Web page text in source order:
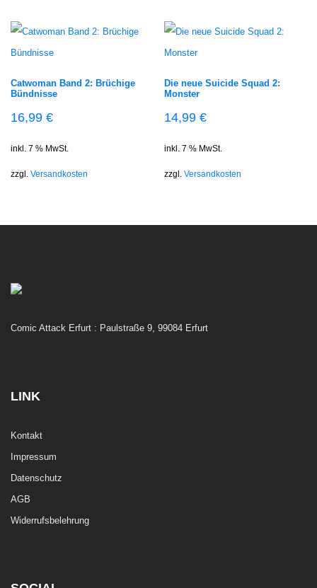
Catwoman Band 2: Brüchige
Bündnisse
16,99 €
inkl. 7 % MwSt.
zzgl. Versandkosten
Die neue Suicide Squad 2:
Monster
14,99€
inkl. 7 % MwSt.
zzgl.Versandkosten
Comic Attack Erfurt : Paulstraße 9, 99084 Erfurt
LINK
Kontakt
Impressum
Datenschutz
AGB
Widerrufsbelehrung